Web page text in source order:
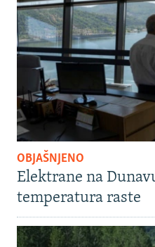
OBJAŠNJENO
Elektrane na
temperatura raste